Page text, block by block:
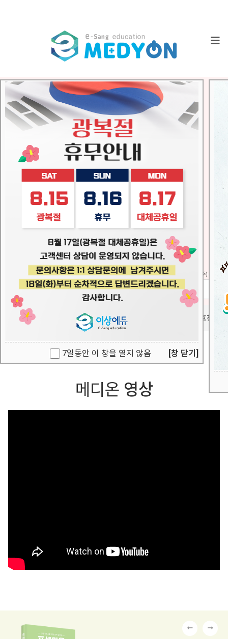
7일동안 이 창을 열지 않음 [창 닫기]
교육 의료기관평가 QPS 감염관리
로그인 내강의실 아이디/비밀번호찾기
메디온 영상